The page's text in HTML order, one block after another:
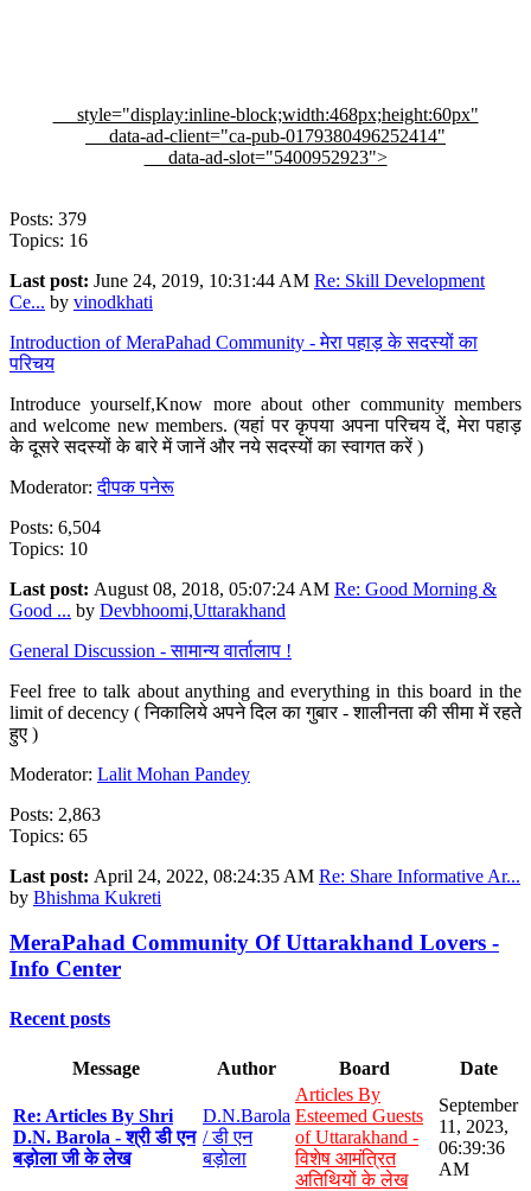
style="display:inline-block;width:468px;height:60px"
data-ad-client="ca-pub-0179380496252414"
data-ad-slot="5400952923">
Posts: 379
Topics: 16
Last post: June 24, 2019, 10:31:44 AM Re: Skill Development
Ce... by vinodkhati
Introduction of MeraPahad Community - मेरा पहाड़ के सदस्यों का
परिचय
Introduce yourself,Know more about other community members
and welcome new members. (यहां पर कृपया अपना परिचय दें, मेरा पहाड़
के दूसरे सदस्यों के बारे में जानें और नये सदस्यों का स्वागत करें )
Moderator:दीपक पनेरू
Posts: 6,504
Topics: 10
Last post: August 08, 2018, 05:07:24 AM Re: Good Morning &
Good ... by Devbhoomi,Uttarakhand
General Discussion - सामान्य वार्तालाप !
Feel free to talk about anything and everything in this board in the
limit of decency ( निकालिये अपने दिल का गुबार - शालीनता की सीमा में रहते
हुए )
Moderator: Lalit Mohan Pandey
Posts: 2,863
Topics: 65
Last post: April 24, 2022, 08:24:35 AM Re: Share Informative Ar...
by Bhishma Kukreti
MeraPahad Community Of Uttarakhand Lovers -
Info Center
Recent posts
Message Author Board Date
Re: Articles By Shri
D.N. Barola - श्री डी एन
बड़ोला जी के लेख
D.N.Barola
/ डी एन
बड़ोला
Articles By
Esteemed Guests
of Uttarakhand -
विशेष आमंत्रित
अतिथियों के लेख
September
11, 2023,
06:39:36
AM